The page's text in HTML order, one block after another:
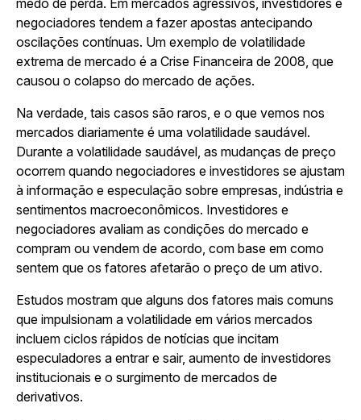
medo de perda. Em mercados agressivos, investidores e
negociadores tendem a fazer apostas antecipando
oscilações contínuas. Um exemplo de volatilidade
extrema de mercado é a Crise Financeira de 2008, que
causou o colapso do mercado de ações.
Na verdade, tais casos são raros, e o que vemos nos
mercados diariamente é uma volatilidade saudável.
Durante a volatilidade saudável, as mudanças de preço
ocorrem quando negociadores e investidores se ajustam
à informação e especulação sobre empresas, indústria e
sentimentos macroeconômicos. Investidores e
negociadores avaliam as condições do mercado e
compram ou vendem de acordo, com base em como
sentem que os fatores afetarão o preço de um ativo.
Estudos mostram que alguns dos fatores mais comuns
que impulsionam a volatilidade em vários mercados
incluem ciclos rápidos de notícias que incitam
especuladores a entrar e sair, aumento de investidores
institucionais e o surgimento de mercados de
derivativos.